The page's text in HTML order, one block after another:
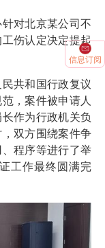
信息订阅
对北京某公司不
伤认定决定提起
共和国行政复议
，案件被申请人
作为行政机关负
双方围绕案件争
程序等进行了举
工作最终圆满完